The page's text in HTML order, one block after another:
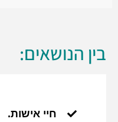
בין הנושאים:
חיי אישות.